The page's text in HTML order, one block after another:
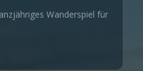
Wanderspiel für